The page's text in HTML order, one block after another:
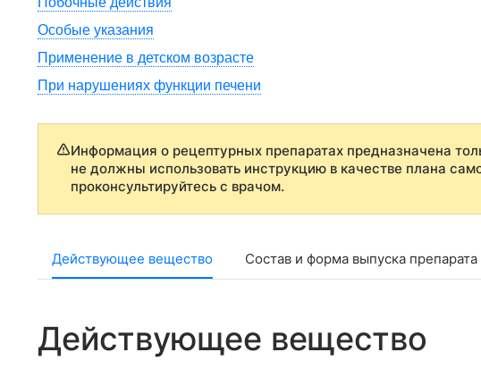
Особые указания
Применение в детском возрасте
При нарушениях функции печени
Информация о рецептурных препаратах предназначена
не должны использовать инструкцию в качестве плана
проконсультируйтесь с врачом.
Действующее вещество Состав и форма выпуска препарата
Действующее вещество